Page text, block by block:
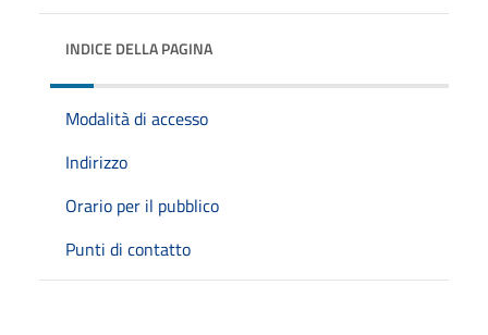
INDICE DELLA PAGINA
Modalità di accesso
Indirizzo
Orario per il pubblico
Punti di contatto